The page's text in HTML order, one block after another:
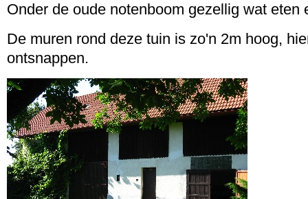
Onder de oude notenboom gezellig wat eten
De muren rond deze tuin is zo'n 2m hoog,
ontsnappen.